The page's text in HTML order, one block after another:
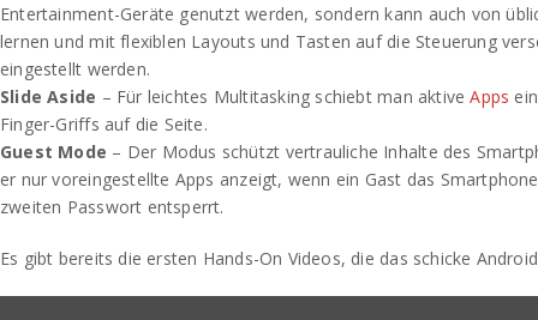
Entertainment-Geräte genutzt werden, sondern kann auch von
lernen und mit flexiblen Layouts und Tasten auf die Steuerung
eingestellt werden.
Slide Aside – Für leichtes Multitasking schiebt man aktiveApps
Finger-Griffs auf die Seite.
Guest Mode – Der Modus schützt vertrauliche Inhalte des
er nur voreingestellte Apps anzeigt, wenn ein Gast das
zweiten Passwort entsperrt.
Es gibt bereits die ersten Hands-On Videos, die das schicke